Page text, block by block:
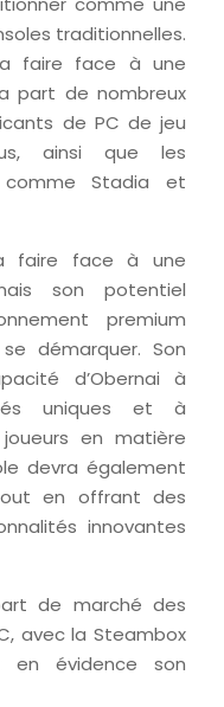
traditionnelles.
faire face à une
part de nombreux
de PC de jeu
ainsi que les
Stadia et
faire face à une
son potentiel
premium
démarquer. Son
d’Obernai à
uniques et à
en matière
devra également
en offrant des
innovantes
de marché des
avec la Steambox
en évidence son